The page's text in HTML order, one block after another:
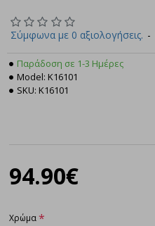
Σύμφωνα με 0 αξιολογήσεις. -
94.90€
Παράδοση σε 1-3 Ημέρες
Model: K16101
SKU: K16101
Χρώμα